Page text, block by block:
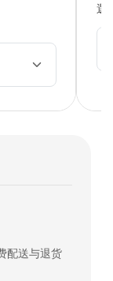
選
配送与退货